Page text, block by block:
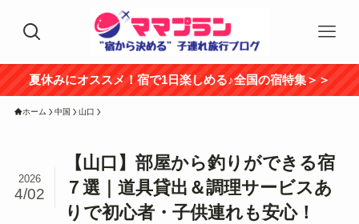
夏休みにオススメ！宿で1日楽しめる♪全国の宿特集＞＞
ホーム 中国 山口
【山口】部屋から釣りができる宿
７選｜道具貸出＆調理サービスあ
りで初心者・子供連れも安心！
2026
4/02